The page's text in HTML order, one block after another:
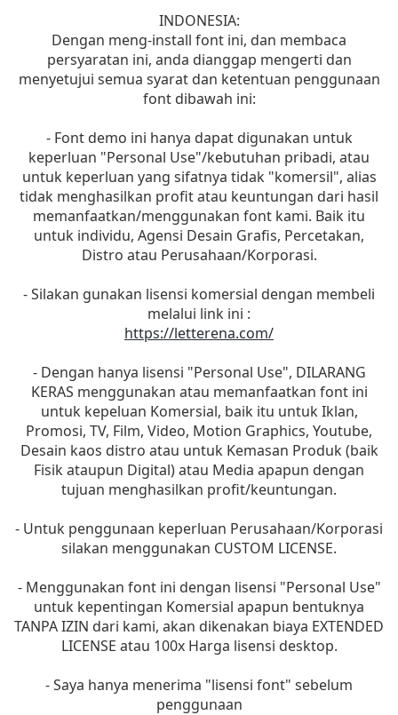
INDONESIA:
Dengan meng-install font ini, dan membaca
persyaratan ini, anda dianggap mengerti dan
menyetujui semua syarat dan ketentuan penggunaan
font dibawah ini:
- Font demo ini hanya dapat digunakan untuk
keperluan "Personal Use"/kebutuhan pribadi, atau
untuk keperluan yang sifatnya tidak "komersil", alias
tidak menghasilkan profit atau keuntungan dari hasil
memanfaatkan/menggunakan font kami. Baik itu
untuk individu, Agensi Desain Grafis, Percetakan,
Distro atau Perusahaan/Korporasi.
- Silakan gunakan lisensi komersial dengan membeli
melalui link ini :
https://letterena.com/
- Dengan hanya lisensi "Personal Use", DILARANG
KERAS menggunakan atau memanfaatkan font ini
untuk kepeluan Komersial, baik itu untuk Iklan,
Promosi, TV, Film, Video, Motion Graphics, Youtube,
Desain kaos distro atau untuk Kemasan Produk (baik
Fisik ataupun Digital) atau Media apapun dengan
tujuan menghasilkan profit/keuntungan.
- Untuk penggunaan keperluan Perusahaan/Korporasi
silakan menggunakan CUSTOM LICENSE.
- Menggunakan font ini dengan lisensi "Personal Use"
untuk kepentingan Komersial apapun bentuknya
TANPA IZIN dari kami, akan dikenakan biaya EXTENDED
LICENSE atau 100x Harga lisensi desktop.
- Saya hanya menerima "lisensi font" sebelum
penggunaan